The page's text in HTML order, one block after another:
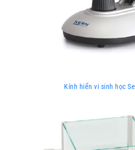
Kính hiển vi sinh học